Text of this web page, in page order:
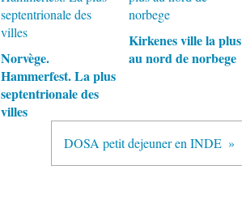
Norvège.
Hammerfest. La plus
septentrionale des
villes
Kirkenes ville la plus
au nord de norbege
DOSA petit dejeuner en INDE